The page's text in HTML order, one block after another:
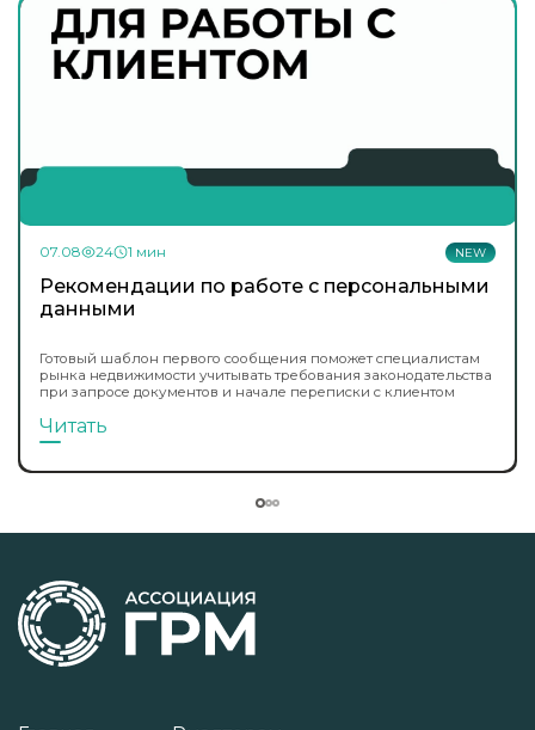
NEW
07.08 24 1 мин
Рекомендации по работе с персональными
данными
Готовый шаблон первого сообщения поможет специалистам
рынка недвижимости учитывать требования законодательства
при запросе документов и начале переписки с клиентом
Читать